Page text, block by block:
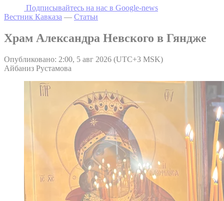
Подписывайтесь на наc в Google-news
Вестник Кавказа — Статьи
Храм Александра Невского в Гяндже
Опубликовано: 2:00, 5 авг 2026 (UTC+3 MSK)
Айбаниз Рустамова